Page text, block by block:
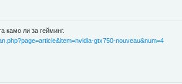
камо ли за гейминг.
gtx750-nouveau&num=4